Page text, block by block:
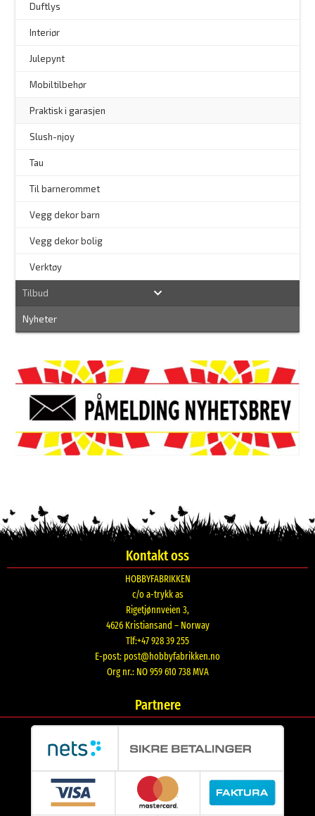
Duftlys
Interiør
Julepynt
Mobiltilbehør
Praktisk i garasjen
Slush-njoy
Tau
Til barnerommet
Vegg dekor barn
Vegg dekor bolig
Verktøy
Tilbud
Nyheter
Kontakt oss
HOBBYFABRIKKEN
c/o a-trykk as
Rigetjønnveien 3,
4626 Kristiansand – Norway
Tlf:+47 928 39 255
E-post: post@hobbyfabrikken.no
Org nr.: NO 959 610 738 MVA
Partnere